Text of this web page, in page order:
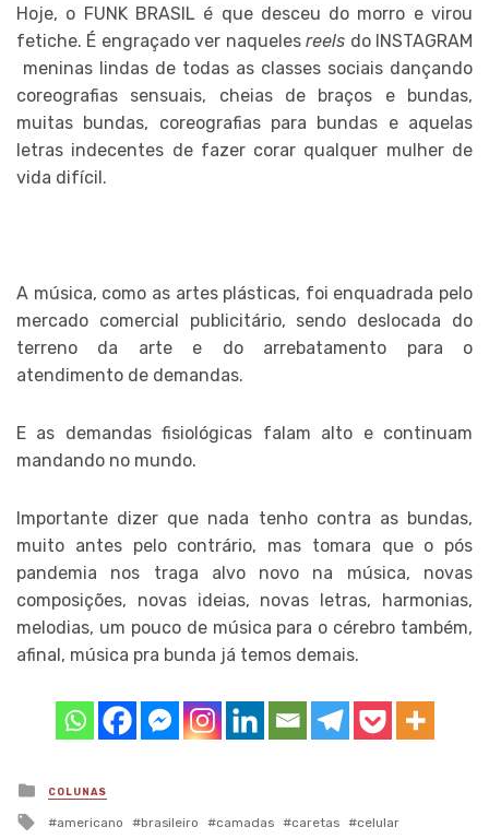
Hoje, o FUNK BRASIL é que desceu do morro e virou
fetiche. É engraçado ver naquelesreels do INSTAGRAM
meninas lindas de todas as classes sociais dançando
coreografias sensuais, cheias de braços e bundas,
muitas bundas, coreografias para bundas e aquelas
letras indecentes de fazer corar qualquer mulher de
vida difícil.
A música, como as artes plásticas, foi enquadrada pelo
mercado comercial publicitário, sendo deslocada do
terreno da arte e do arrebatamento para o
atendimento de demandas.
E as demandas fisiológicas falam alto e continuam
mandando no mundo.
Importante dizer que nada tenho contra as bundas,
muito antes pelo contrário, mas tomara que o pós
pandemia nos traga alvo novo na música, novas
composições, novas ideias, novas letras, harmonias,
melodias, um pouco de música para o cérebro também,
afinal, música pra bunda já temos demais.
Posted
in
COLUNAS
Tagged
americano brasileiro camadas caretas
celular